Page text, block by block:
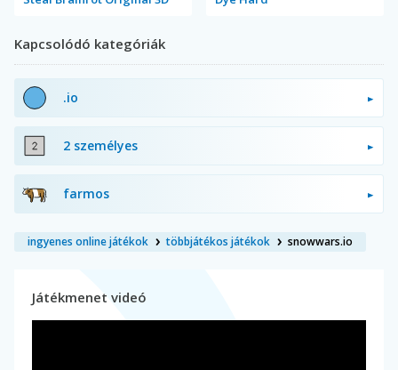
Kapcsolódó kategóriák
.io
2 személyes
farmos
ingyenes online játékok többjátékos játékok snowwars.io
Játékmenet videó